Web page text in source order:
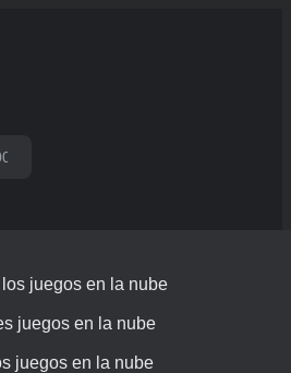
los juegos en la nube
juegos en la nube
juegos en la nube